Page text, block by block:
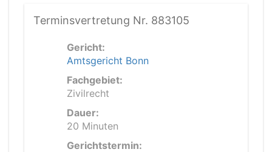
Terminsvertretung Nr. 883105
Gericht:
Amtsgericht Bonn
Fachgebiet:
Zivilrecht
Dauer:
20 Minuten
Gerichtstermin: